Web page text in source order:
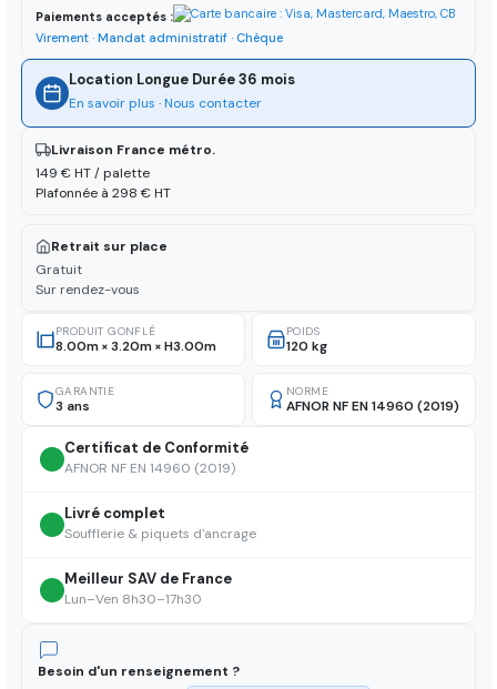
Paiements acceptés :
Virement · Mandat administratif · Chèque
Location Longue Durée 36 mois
En savoir plus · Nous contacter
Livraison France métro.
149 € HT / palette
Plafonnée à 298 € HT
Retrait sur place
Gratuit
Sur rendez-vous
PRODUIT GONFLÉ
8.00m × 3.20m × H3.00m
POIDS
120 kg
GARANTIE
3 ans
NORME
AFNOR NF EN 14960 (2019)
Certificat de Conformité
AFNOR NF EN 14960 (2019)
Livré complet
Soufflerie & piquets d'ancrage
Meilleur SAV de France
Lun–Ven 8h30–17h30
Besoin d'un renseignement ?